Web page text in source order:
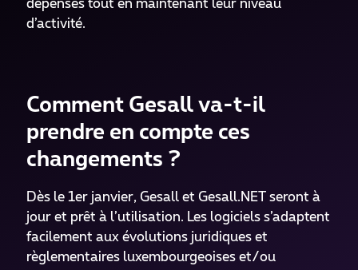
dépenses tout en maintenant leur niveau
d’activité.
Comment Gesall va-t-il
prendre en compte ces
changements ?
Dès le 1er janvier, Gesall et Gesall.NET seront à
jour et prêt à l’utilisation. Les logiciels s’adaptent
facilement aux évolutions juridiques et
règlementaires luxembourgeoises et/ou